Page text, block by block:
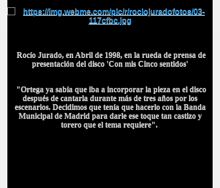
Rocío Jurado, en Abril de 1998, en la rueda de prensa de
presentación del disco 'Con mis Cinco sentidos'
"Ortega ya sabía que iba a incorporar la pieza en el disco
después de cantarla durante más de tres años por los
escenarios. Decidimos que tenía que hacerlo con la Banda
Municipal de Madrid para darle ese toque tan castizo y
torero que el tema requiere".
TANI